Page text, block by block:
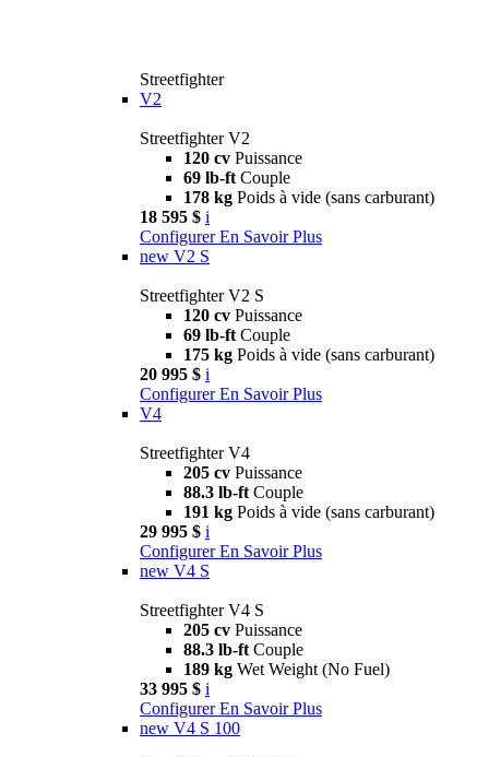
Streetfighter
V2
Streetfighter V2
120 cv Puissance
69 lb-ft Couple
178 kg Poids à vide (sans carburant)
18 595 $ i
Configurer En Savoir Plus
new V2 S
Streetfighter V2 S
120 cv Puissance
69 lb-ft Couple
175 kg Poids à vide (sans carburant)
20 995 $ i
Configurer En Savoir Plus
V4
Streetfighter V4
205 cv Puissance
88.3 lb-ft Couple
191 kg Poids à vide (sans carburant)
29 995 $ i
Configurer En Savoir Plus
new V4 S
Streetfighter V4 S
205 cv Puissance
88.3 lb-ft Couple
189 kg Wet Weight (No Fuel)
33 995 $ i
Configurer En Savoir Plus
new V4 S 100